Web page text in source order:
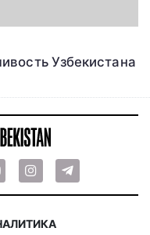
Узбекистана